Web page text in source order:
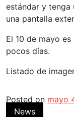
estándar y tenga
una pantalla
El 10 de mayo
pocos días.
Listado de
Posted on mayo
News